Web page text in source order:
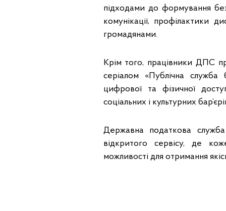
підходами до формування
комунікації, профілактики
громадянами.
Крім того, працівники ДПС
серіалом «Публічна
цифрової та фізичної
соціальних і культурних
Державна податкова
відкритого сервісу, де
можливості для отримання